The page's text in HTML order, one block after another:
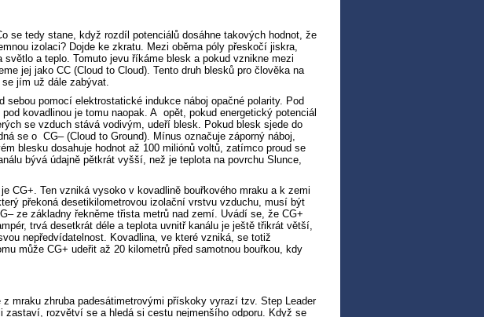
se tedy stane, když rozdíl potenciálů dosáhne takových hodnot, že
izolaci? Dojde ke zkratu. Mezi oběma póly přeskočí jiskra,
a teplo. Tomuto jevu říkáme blesk a pokud vznikne mezi
jej jako CC (Cloud to Cloud). Tento druh blesků pro člověka na
jím už dále zabývat.
pomocí elektrostatické indukce náboj opačné polarity. Pod
kovadlinou je tomu naopak. A opět, pokud energetický potenciál
se vzduch stává vodivým, udeří blesk. Pokud blesk sjede do
se o CG– (Cloud to Ground). Mínus označuje záporný náboj,
blesku dosahuje hodnot až 100 miliónů voltů, zatímco proud se
bývá údajně pětkrát vyšší, než je teplota na povrchu Slunce,
CG+. Ten vzniká vysoko v kovadlině bouřkového mraku a k zemi
překoná desetikilometrovou izolační vrstvu vzduchu, musí být
ze základny řekněme třista metrů nad zemí. Uvádí se, že CG+
trvá desetkrát déle a teplota uvnitř kanálu je ještě třikrát větší,
nepředvídatelnost. Kovadlina, ve které vzniká, se totiž
může CG+ udeřit až 20 kilometrů před samotnou bouřkou, kdy
mraku zhruba padesátimetrovými přískoky vyrazí tzv. Step Leader
rozvětví se a hledá si cestu nejmenšího odporu. Když se